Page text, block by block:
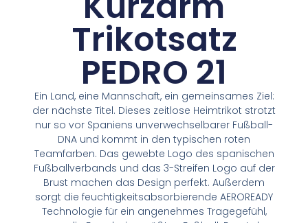
Trikotsatz
PEDRO 21
Ein Land, eine Mannschaft, ein gemeinsames Ziel:
der nächste Titel. Dieses zeitlose Heimtrikot strotzt
nur so vor Spaniens unverwechselbarer Fußball-
DNA und kommt in den typischen roten
Teamfarben. Das gewebte Logo des spanischen
Fußballverbands und das 3-Streifen Logo auf der
Brust machen das Design perfekt. Außerdem
sorgt die feuchtigkeitsabsorbierende AEROREADY
Technologie für ein angenehmes Tragegefühl,